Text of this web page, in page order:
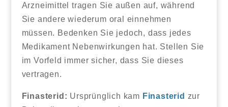
Arzneimittel tragen Sie außen auf, während
Sie andere wiederum oral einnehmen
müssen. Bedenken Sie jedoch, dass jedes
Medikament Nebenwirkungen hat. Stellen Sie
im Vorfeld immer sicher, dass Sie dieses
vertragen.
Finasterid: Ursprünglich kam Finasterid zur